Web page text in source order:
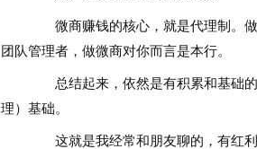
微商赚钱的核心，就是代理制。做
团队管理者，做微商对你而言是本行。
总结起来，依然是有积累和基础的
理）基础。
这就是我经常和朋友聊的，有红利